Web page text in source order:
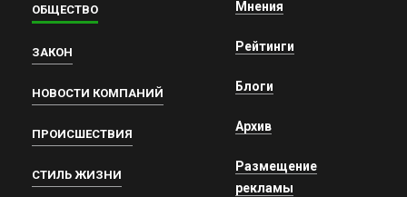
ОБЩЕСТВО
ЗАКОН
НОВОСТИ КОМПАНИЙ
ПРОИСШЕСТВИЯ
СТИЛЬ ЖИЗНИ
Мнения
Рейтинги
Блоги
Архив
Размещение
рекламы